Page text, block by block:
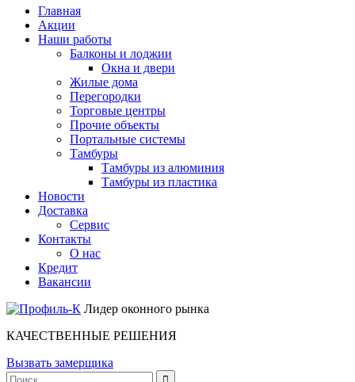
Главная
Акции
Наши работы
Балконы и лоджии
Окна и двери
Жилые дома
Перегородки
Торговые центры
Прочие объекты
Портальные системы
Тамбуры
Тамбуры из алюминия
Тамбуры из пластика
Новости
Доставка
Сервис
Контакты
О нас
Кредит
Вакансии
Лидер оконного рынка
КАЧЕСТВЕННЫЕ РЕШЕНИЯ
Вызвать замерщика